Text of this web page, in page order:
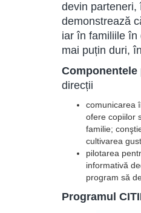
devin parteneri,
demonstrează
iar în familiile în
mai puțin duri,
direcții
comunicarea
ofere copiilor
familie;
cultivarea
pilotarea
informativă
program să
Programul